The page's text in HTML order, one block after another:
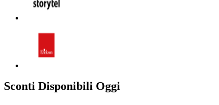
Sconti Disponibili Oggi